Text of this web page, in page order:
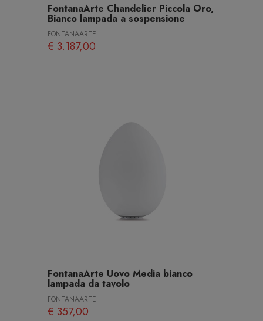
FontanaArte Chandelier Piccola Oro,
Bianco lampada a sospensione
FONTANAARTE
€ 3.187,00
FontanaArte Uovo Media bianco
lampada da tavolo
FONTANAARTE
€ 357,00